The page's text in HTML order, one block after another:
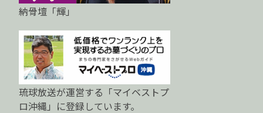
納骨壇「輝」
琉球放送が運営する「マイベストプ
ロ沖縄」に登録しています。